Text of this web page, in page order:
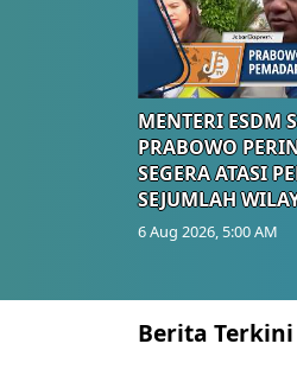
MENTERI ESDM
PRABOWO
SEGERA ATASI
SEJUMLAH
6 Aug 2026, 5:00 AM
Berita Terkini